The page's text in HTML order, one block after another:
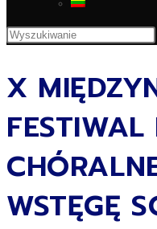
X
WSTĘGĘ